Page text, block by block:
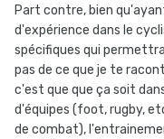
Part contre, bien
d'expérience dans le
spécifiques qui
pas de ce que je te
c'est que que ça soit
d'équipes (foot, rugby,
de combat),